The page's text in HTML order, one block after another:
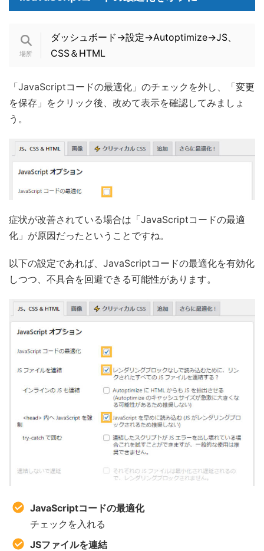
ダッシュボード→設定→Autoptimize→JS、
CSS＆HTML
「JavaScriptコードの最適化」のチェックを外し、「変更
を保存」をクリック後、改めて表示を確認してみましょ
う。
症状が改善されている場合は「JavaScriptコードの最適
化」が原因だったということですね。
以下の設定であれば、JavaScriptコードの最適化を有効化
しつつ、不具合を回避できる可能性があります。
JavaScriptコードの最適化
チェックを入れる
JSファイルを連結